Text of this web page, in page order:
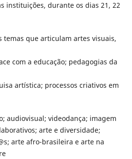
instituições, durante os dias 21, 22
temas que articulam artes visuais,
com a educação; pedagogias da
artística; processos criativos em
audiovisual; videodança; imagem
arte e diversidade;
arte afro-brasileira e arte na